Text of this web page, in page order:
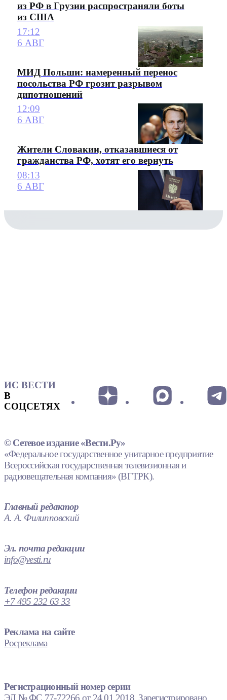
из РФ в Грузии распространяли боты
из США
17:12
6 АВГ
МИД Польши: намеренный перенос
посольства РФ грозит разрывом
дипотношений
12:09
6 АВГ
Жители Словакии, отказавшиеся от
гражданства РФ, хотят его вернуть
08:13
6 АВГ
ИС ВЕСТИ
В
СОЦСЕТЯХ
© Сетевое издание «Вести.Ру»
«Федеральное государственное унитарное предприятие
Всероссийская государственная телевизионная и
радиовещательная компания» (ВГТРК).
Главный редактор
А. А. Филипповский
Эл. почта редакции
info@vesti.ru
Телефон редакции
+7 495 232 63 33
Реклама на сайте
Росреклама
Регистрационный номер серии
ЭЛ № ФС 77-72266 от 24.01.2018. Зарегистрировано